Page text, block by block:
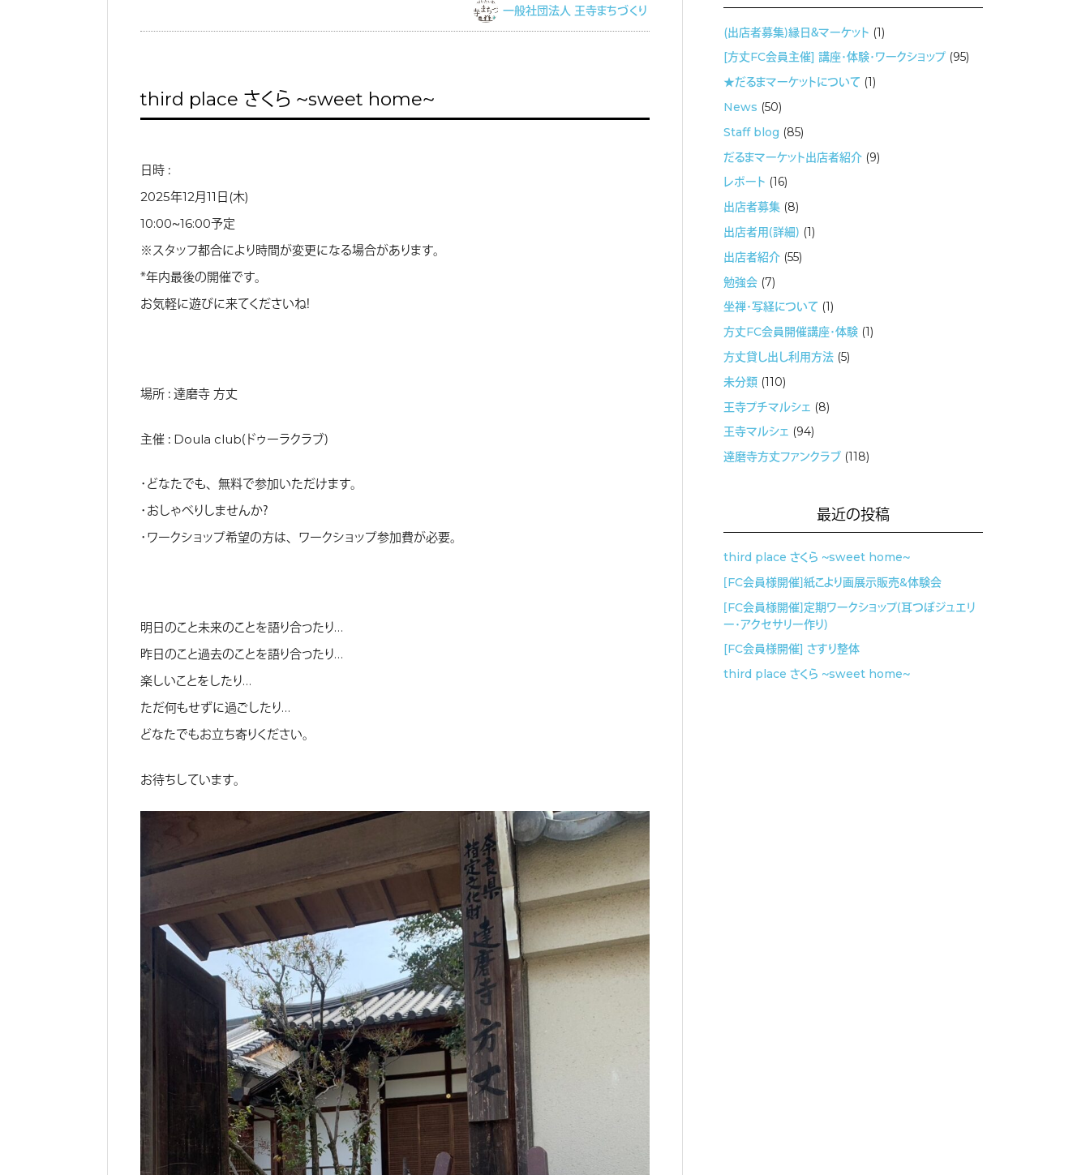
一般社団法人 王寺まちづくり
third place さくら 〜sweet home〜
日時 ：
2025年12月11日(木)
10:00〜16:00予定
※スタッフ都合により時間が変更になる場合があります。
＊年内最後の開催です。
お気軽に遊びに来てくださいね！
場所 ： 達磨寺 方丈
主催 ： Doula club（ドゥーラクラブ）
・どなたでも、無料で参加いただけます。
・おしゃべりしませんか？
・ワークショップ希望の方は、ワークショップ参加費が必要。
明日のこと未来のことを語り合ったり…
昨日のこと過去のことを語り合ったり…
楽しいことをしたり…
ただ何もせずに過ごしたり…
どなたでもお立ち寄りください。
お待ちしています。
(出店者募集）縁日＆マーケット (1)
[方丈FC会員主催] 講座・体験・ワークショップ(95)
★だるまマーケットについて (1)
News (50)
Staff blog (85)
だるまマーケット出店者紹介 (9)
レポート (16)
出店者募集 (8)
出店者用（詳細） (1)
出店者紹介 (55)
勉強会 (7)
坐禅・写経について (1)
方丈FC会員開催講座・体験 (1)
方丈貸し出し利用方法 (5)
未分類 (110)
王寺プチマルシェ (8)
王寺マルシェ (94)
達磨寺方丈ファンクラブ (118)
最近の投稿
third place さくら 〜sweet home〜
［FC会員様開催］紙こより画展示販売&体験会
［FC会員様開催］定期ワークショップ（耳つぼジュエリ
ー・アクセサリー作り）
[FC会員様開催] さすり整体
third place さくら 〜sweet home〜